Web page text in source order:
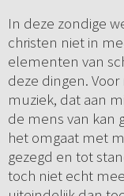
In deze zondige
christen niet in
elementen van
deze dingen.
muziek, dat aan
de mens van kan
het omgaat met
gezegd en tot
toch niet echt